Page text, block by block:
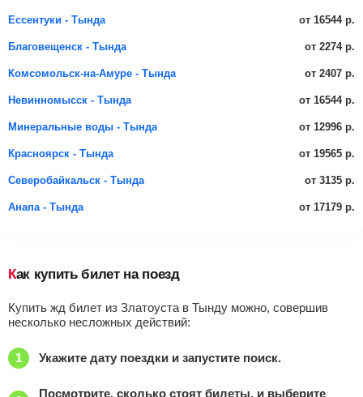
Ессентуки - Тында от 16544 р.
Благовещенск - Тында от 2274 р.
Комсомольск-на-Амуре - Тында от 2407 р.
Невинномысск - Тында от 16544 р.
Минеральные воды - Тында от 12996 р.
Красноярск - Тында от 19565 р.
Северобайкальск - Тында от 3135 р.
Анапа - Тында от 17179 р.
Как купить билет на поезд
Купить жд билет из Златоуста в Тынду можно, совершив
несколько несложных действий:
Укажите дату поездки и запустите поиск.
Посмотрите, сколько стоят билеты, и выберите